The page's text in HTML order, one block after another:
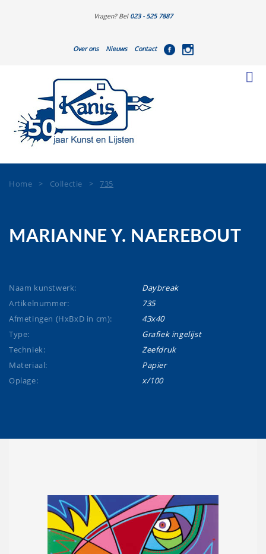
Vragen? Bel 023 - 525 7887
Over ons Nieuws Contact
Home > Collectie >735
MARIANNE Y. NAEREBOUT
Naam kunstwerk:
Daybreak
Artikelnummer:
735
Afmetingen (HxBxD in cm):
43x40
Type:
Grafiek ingelijst
Techniek:
Zeefdruk
Materiaal:
Papier
Oplage:
x/100